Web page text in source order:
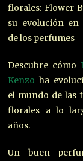
florales: Flower
su evolución en
de los perfumes
Descubre cómo
Kenzo ha
el mundo de las
florales a lo
años.
Un buen